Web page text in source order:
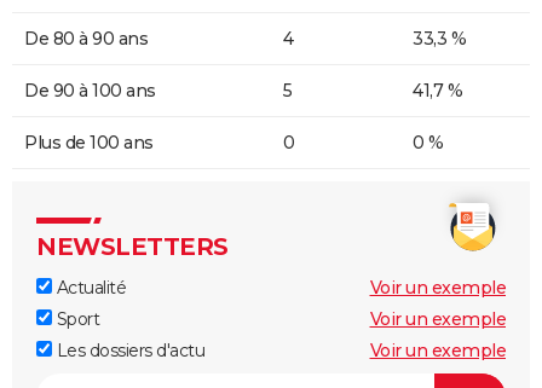
De 80 à 90 ans 4 33,3 %
De 90 à 100 ans 5 41,7 %
Plus de 100 ans 0 0 %
NEWSLETTERS
Actualité
Voir un exemple
Sport
Voir un exemple
Les dossiers d'actu
Voir un exemple